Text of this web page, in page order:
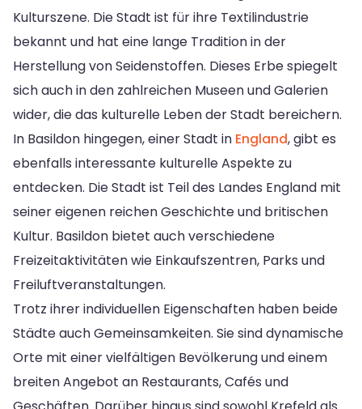
Kulturszene. Die Stadt ist für ihre Textilindustrie
bekannt und hat eine lange Tradition in der
Herstellung von Seidenstoffen. Dieses Erbe spiegelt
sich auch in den zahlreichen Museen und Galerien
wider, die das kulturelle Leben der Stadt bereichern.
In Basildon hingegen, einer Stadt in England, gibt es
ebenfalls interessante kulturelle Aspekte zu
entdecken. Die Stadt ist Teil des Landes England mit
seiner eigenen reichen Geschichte und britischen
Kultur. Basildon bietet auch verschiedene
Freizeitaktivitäten wie Einkaufszentren, Parks und
Freiluftveranstaltungen.
Trotz ihrer individuellen Eigenschaften haben beide
Städte auch Gemeinsamkeiten. Sie sind dynamische
Orte mit einer vielfältigen Bevölkerung und einem
breiten Angebot an Restaurants, Cafés und